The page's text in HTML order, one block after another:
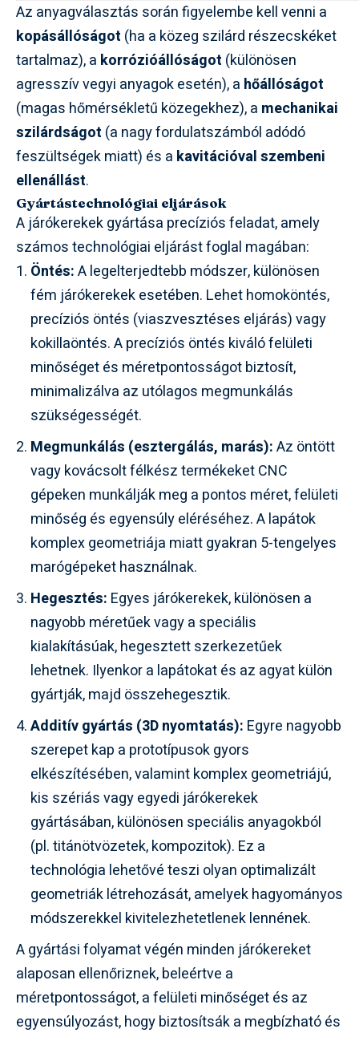
Az anyagválasztás során figyelembe kell venni a
kopásállóságot (ha a közeg szilárd részecskéket
tartalmaz), a korrózióállóságot (különösen
agresszív vegyi anyagok esetén), a hőállóságot
(magas hőmérsékletű közegekhez), a mechanikai
szilárdságot (a nagy fordulatszámból adódó
feszültségek miatt) és a kavitációval szembeni
ellenállást.
Gyártástechnológiai eljárások
A járókerekek gyártása precíziós feladat, amely
számos technológiai eljárást foglal magában:
Öntés:A legelterjedtebb módszer, különösen
fém járókerekek esetében. Lehet homoköntés,
precíziós öntés (viaszvesztéses eljárás) vagy
kokillaöntés. A precíziós öntés kiváló felületi
minőséget és méretpontosságot biztosít,
minimalizálva az utólagos megmunkálás
szükségességét.
Megmunkálás (esztergálás, marás):Az öntött
vagy kovácsolt félkész termékeket CNC
gépeken munkálják meg a pontos méret, felületi
minőség és egyensúly eléréséhez. A lapátok
komplex geometriája miatt gyakran 5-tengelyes
marógépeket használnak.
Hegesztés: Egyes járókerekek, különösen a
nagyobb méretűek vagy a speciális
kialakításúak, hegesztett szerkezetűek
lehetnek. Ilyenkor a lapátokat és az agyat külön
gyártják, majd összehegesztik.
Additív gyártás (3D nyomtatás): Egyre nagyobb
szerepet kap a prototípusok gyors
elkészítésében, valamint komplex geometriájú,
kis szériás vagy egyedi járókerekek
gyártásában, különösen speciális anyagokból
(pl. titánötvözetek, kompozitok). Ez a
technológia lehetővé teszi olyan optimalizált
geometriák létrehozását, amelyek hagyományos
módszerekkel kivitelezhetetlenek lennének.
A gyártási folyamat végén minden járókereket
alaposan ellenőriznek, beleértve a
méretpontosságot, a felületi minőséget és az
egyensúlyozást, hogy biztosítsák a megbízható és